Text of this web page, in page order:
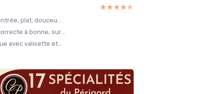
plat, douceu...
à bonne, sur...
avec valisette et...
★★★★★
★★★★★